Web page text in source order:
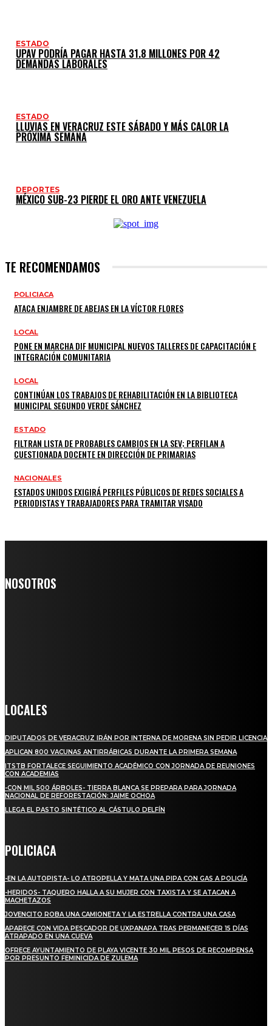
ESTADO
UPAV PODRÍA PAGAR HASTA 31.8 MILLONES POR 42
DEMANDAS LABORALES
ESTADO
LLUVIAS EN VERACRUZ ESTE SÁBADO Y MÁS CALOR LA
PRÓXIMA SEMANA
DEPORTES
MÉXICO SUB-23 PIERDE EL ORO ANTE VENEZUELA
TE RECOMENDAMOS
POLICIACA
ATACA ENJAMBRE DE ABEJAS EN LA VÍCTOR FLORES
LOCAL
PONE EN MARCHA DIF MUNICIPAL NUEVOS TALLERES DE CAPACITACIÓN E
INTEGRACIÓN COMUNITARIA
LOCAL
CONTINÚAN LOS TRABAJOS DE REHABILITACIÓN EN LA BIBLIOTECA
MUNICIPAL SEGUNDO VERDE SÁNCHEZ
ESTADO
FILTRAN LISTA DE PROBABLES CAMBIOS EN LA SEV; PERFILAN A
CUESTIONADA DOCENTE EN DIRECCIÓN DE PRIMARIAS
NACIONALES
ESTADOS UNIDOS EXIGIRÁ PERFILES PÚBLICOS DE REDES SOCIALES A
PERIODISTAS Y TRABAJADORES PARA TRAMITAR VISADO
NOSOTROS
LOCALES
DIPUTADOS DE VERACRUZ IRÁN POR INTERNA DE MORENA SIN PEDIR LICENCIA
APLICAN 800 VACUNAS ANTIRRÁBICAS DURANTE LA PRIMERA SEMANA
ITSTB FORTALECE SEGUIMIENTO ACADÉMICO CON JORNADA DE REUNIONES
CON ACADEMIAS
-CON MIL 500 ÁRBOLES- TIERRA BLANCA SE PREPARA PARA JORNADA
NACIONAL DE REFORESTACIÓN: JAIME OCHOA
LLEGA EL PASTO SINTÉTICO AL CÁSTULO DELFÍN
POLICIACA
-EN LA AUTOPISTA- LO ATROPELLA Y MATA UNA PIPA CON GAS A POLICÍA
-HERIDOS- TAQUERO HALLA A SU MUJER CON TAXISTA Y SE ATACAN A
MACHETAZOS
JOVENCITO ROBA UNA CAMIONETA Y LA ESTRELLA CONTRA UNA CASA
APARECE CON VIDA PESCADOR DE UXPANAPA TRAS PERMANECER 15 DÍAS
ATRAPADO EN UNA CUEVA
OFRECE AYUNTAMIENTO DE PLAYA VICENTE 30 MIL PESOS DE RECOMPENSA
POR PRESUNTO FEMINICIDA DE ZULEMA